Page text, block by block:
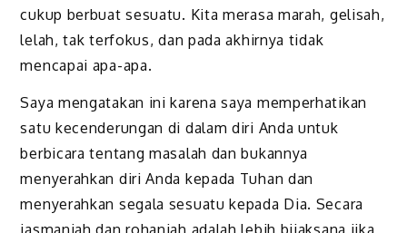
cukup berbuat sesuatu. Kita merasa marah, gelisah,
lelah, tak terfokus, dan pada akhirnya tidak
mencapai apa-apa.
Saya mengatakan ini karena saya memperhatikan
satu kecenderungan di dalam diri Anda untuk
berbicara tentang masalah dan bukannya
menyerahkan diri Anda kepada Tuhan dan
menyerahkan segala sesuatu kepada Dia. Secara
jasmaniah dan rohaniah adalah lebih bijaksana jika